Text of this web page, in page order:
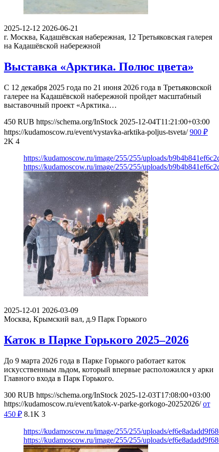
2025-12-12 2026-06-21
г. Москва, Кадашёвская набережная, 12 Третьяковская галерея
на Кадашёвской набережной
Выставка «Арктика. Полюс цвета»
С 12 декабря 2025 года по 21 июня 2026 года в Третьяковской
галерее на Кадашёвской набережной пройдет масштабный
выставочный проект «Арктика…
450 RUB https://schema.org/InStock 2025-12-04T11:21:00+03:00
https://kudamoscow.ru/event/vystavka-arktika-poljus-tsveta/ 900 ₽
2K 4
https://kudamoscow.ru/image/255/255/uploads/
https://kudamoscow.ru/image/255/255/uploads/
2025-12-01 2026-03-09
Москва, Крымский вал, д.9 Парк Горького
Каток в Парке Горького 2025–2026
До 9 марта 2026 года в Парке Горького работает каток
искусственным льдом, который впервые расположился у арки
Главного входа в Парк Горького.
300 RUB https://schema.org/InStock 2025-12-03T17:08:00+03:00
https://kudamoscow.ru/event/katok-v-parke-gorkogo-20252026/ от
450 ₽ 8.1K 3
https://kudamoscow.ru/image/255/255/uploads/
https://kudamoscow.ru/image/255/255/uploads/